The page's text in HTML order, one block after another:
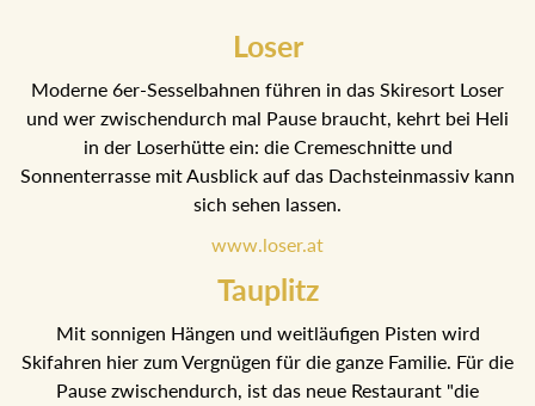
Loser
Moderne 6er-Sesselbahnen führen in das Skiresort Loser
und wer zwischendurch mal Pause braucht, kehrt bei Heli
in der Loserhütte ein: die Cremeschnitte und
Sonnenterrasse mit Ausblick auf das Dachsteinmassiv
kann sich sehen lassen.
www.loser.at
Tauplitz
Mit sonnigen Hängen und weitläufigen Pisten wird
Skifahren hier zum Vergnügen für die ganze Familie. Für
die Pause zwischendurch, ist das neue Restaurant "die